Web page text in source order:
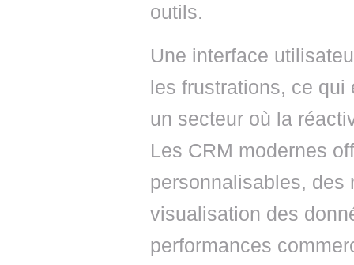
outils.
Une interface
les frustrations, ce qui
un secteur où la
Les CRM modernes
personnalisables, des
visualisation des
performances